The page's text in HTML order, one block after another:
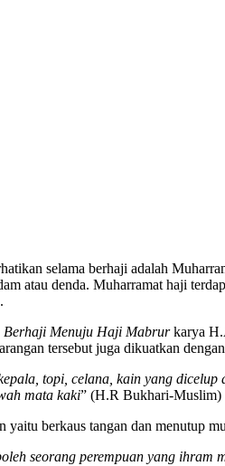
selama berhaji adalah
atau denda. Muharramat haji
Berhaji Menuju Haji Mabrurkarya
tersebut juga dikuatkan
topi, celana, kain yang
mata kaki” (H.R Bukhari-Muslim)
yaitu berkaus tangan dan menutup
seorang perempuan yang